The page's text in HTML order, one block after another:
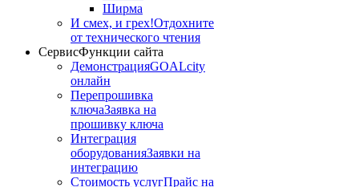
Ширма
И смех, и грех!Отдохните
от технического чтения
СервисФункции сайта
ДемонстрацияGOALcity
онлайн
Перепрошивка
ключаЗаявка на
прошивку ключа
Интеграция
оборудованияЗаявки на
интеграцию
Стоимость услугПрайс на